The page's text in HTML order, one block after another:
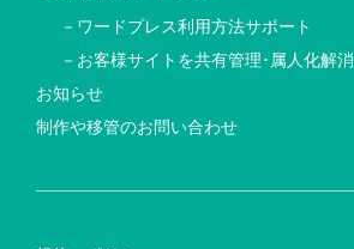
－ワードプレス利用方法サポート
－お客様サイトを共有管理･属人化解消
お知らせ
制作や移管のお問い合わせ